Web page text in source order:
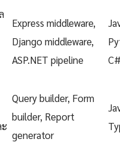
Express middleware,
Django middleware,
ASP.NET pipeline
Query builder, Form
builder, Report
generator